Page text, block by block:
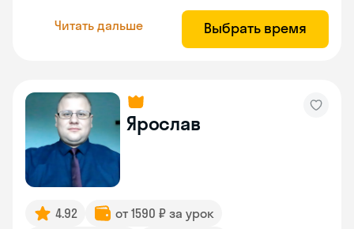
Читать дальше Выбрать время
Ярослав
4.92
от 1590 ₽ за урок